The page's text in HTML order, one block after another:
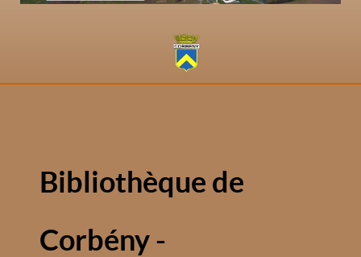
Bibliothèque de
Corbény -